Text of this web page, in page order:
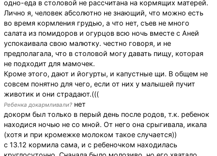
одно-еда в столовой не рассчитана на кормящих матерей.
Лично я, человек абсолютно не знающий, что можно есть
во время кормления грудью, а что нет, съев не много
салата из помидоров и огурцов всю ночь вместе с Аней
успокаивала свою малютку. честно говоря, и не
предполагала, что в столовой могу давать пищу, которая
не подходит для мамочек.
Кроме этого, дают и йогурты, и капустные щи. В общем не
совсем понятно для чего, если от них у малышей пучит
животик и они страдают.(((
Ребенка докармливали? нет
докорм был только в перый день после родов, т.к. ребенок
находися ночью не со мной. От него она срыгивала, икала
(хотя и при кромежке молоком такое случается))
с 13.12 кормила сама, и с ребеночком находилась